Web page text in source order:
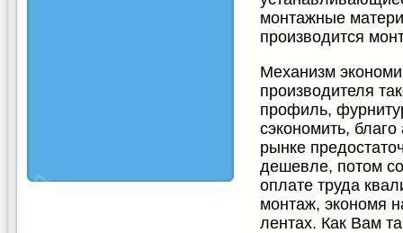
монтажные
производится
Механизм
производителя
профиль,
сэкономить,
рынке
дешевле, потом
оплате труда
монтаж, экономя
лентах. Как Вам